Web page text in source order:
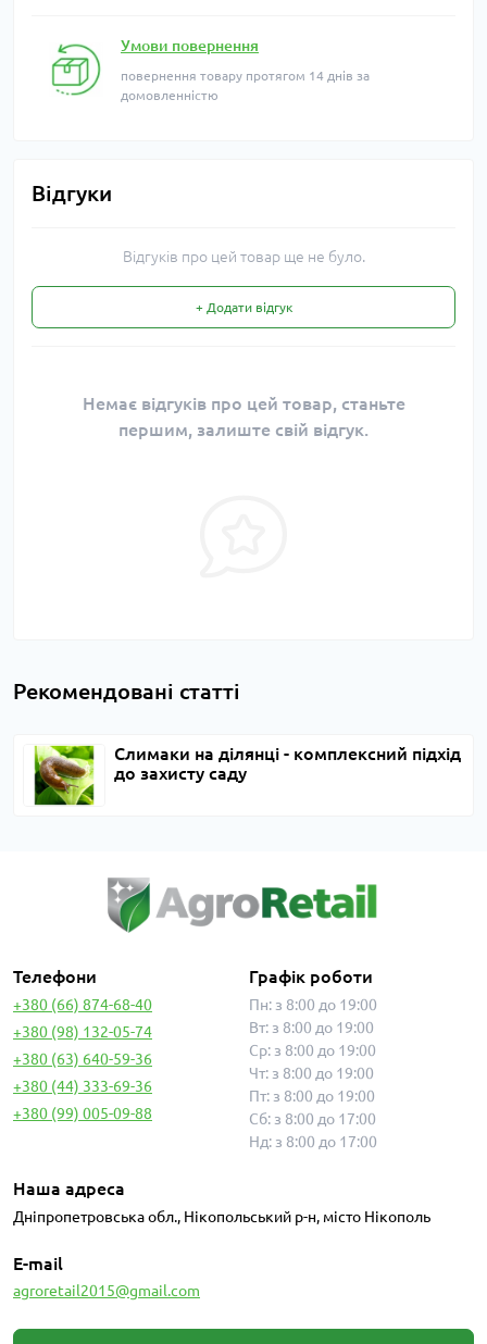
Умови повернення
повернення товару протягом 14 днів за
домовленністю
Відгуки
Відгуків про цей товар ще не було.
+ Додати відгук
Немає відгуків про цей товар, станьте
першим, залиште свій відгук.
Рекомендовані статті
Слимаки на ділянці - комплексний підхід
до захисту саду
Телефони
+380 (66) 874-68-40
+380 (98) 132-05-74
+380 (63) 640-59-36
+380 (44) 333-69-36
+380 (99) 005-09-88
Графік роботи
Пн: з 8:00 до 19:00
Вт: з 8:00 до 19:00
Ср: з 8:00 до 19:00
Чт: з 8:00 до 19:00
Пт: з 8:00 до 19:00
Сб: з 8:00 до 17:00
Нд: з 8:00 до 17:00
Наша адреса
Дніпропетровська обл., Нікопольський р-н, місто Нікополь
E-mail
agroretail2015@gmail.com